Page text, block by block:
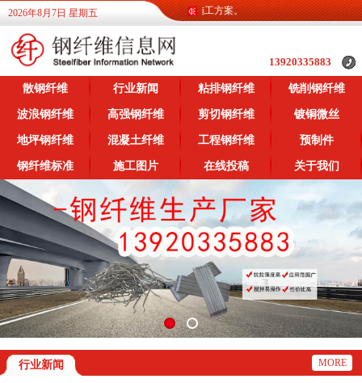
2026年8月7日 星期五
广大客户提供各类钢纤维信息，提供各类施工方案。
13920335883
散钢纤维 行业新闻 粘排钢纤维 铣削钢纤维
波浪钢纤维 高强钢纤维 剪切钢纤维 镀铜微丝
地坪钢纤维 混凝土纤维 工程钢纤维 预制件
钢纤维标准 施工图片 在线投稿 关于我们
行业新闻 MORE